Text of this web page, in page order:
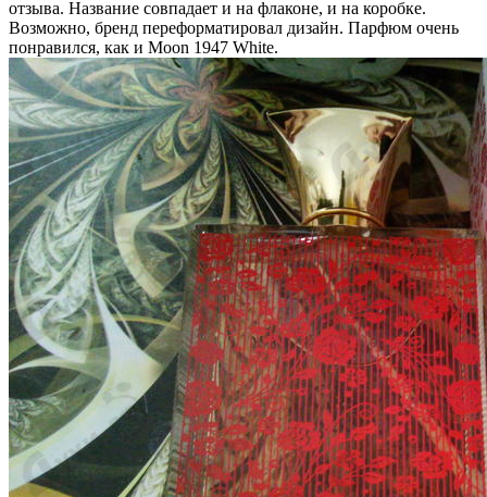
отзыва. Название совпадает и на флаконе, и на коробке.
Возможно, бренд переформатировал дизайн. Парфюм очень
понравился, как и Moon 1947 White.